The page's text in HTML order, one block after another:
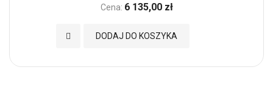
Cena: 6 135,00 zł
DODAJ DO KOSZYKA
Dodaj do Ulubionych